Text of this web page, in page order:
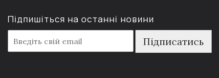
Підпишіться на останні новини
m
a
Підписатись